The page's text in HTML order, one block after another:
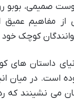
صمیمی، بوبو
از مفاهیم
کوچک
داستان های
است. در میان
می نشینند که